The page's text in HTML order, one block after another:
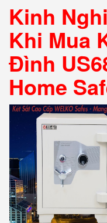
Kinh
Khi Mua
Đình
Home